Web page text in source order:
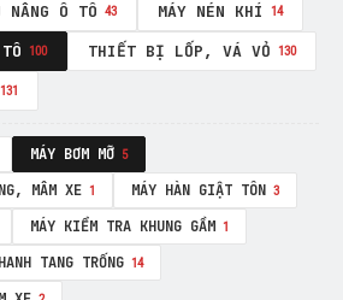
NÂNG Ô TÔ 43 MÁY NÉN KHÍ 14
100 THIẾT BỊ LỐP, VÁ VỎ 130
131
MÁY BƠM MỠ 5
MÂM XE 1 MÁY HÀN GIẬT TÔN 3
MÁY KIỂM TRA KHUNG GẦM 1
TANG TRỐNG 14